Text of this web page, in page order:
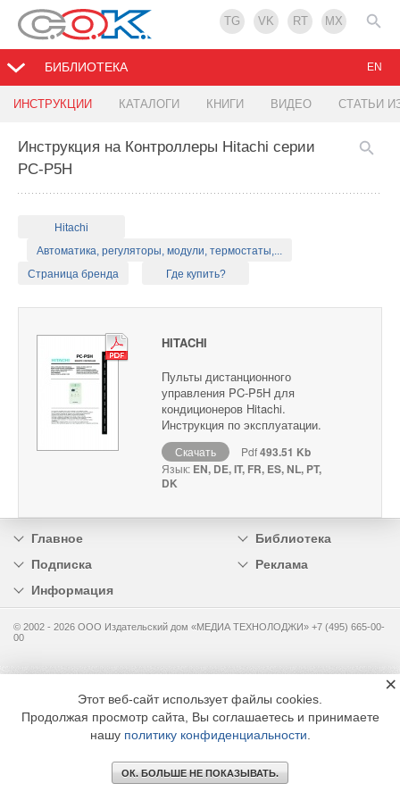
TG VK RT MX
БИБЛИОТЕКА
ИНСТРУКЦИИ КАТАЛОГИ КНИГИ ВИДЕО СТАТЬИ
EN
Инструкция на Контроллеры Hitachi серии
PC-P5H
Hitachi
Автоматика, регуляторы, модули, термостаты,...
Страница бренда
Где купить?
HITACHI
Пульты дистанционного
управления PC-P5H для
кондиционеров Hitachi.
Инструкция по эксплуатации.
Скачать Pdf493.51 Kb
Язык: EN, DE, IT, FR, ES, NL, PT,
DK
Главное
Библиотека
Подписка
Реклама
Информация
© 2002 - 2026 OOO Издательский дом «МЕДИА ТЕХНОЛОДЖИ» +7 (495) 665-00-
00
Этот веб-сайт использует файлы cookies.
Продолжая просмотр сайта, Вы соглашаетесь и принимаете
нашу политику конфиденциальности
ОК. БОЛЬШЕ НЕ ПОКАЗЫВАТЬ.
×